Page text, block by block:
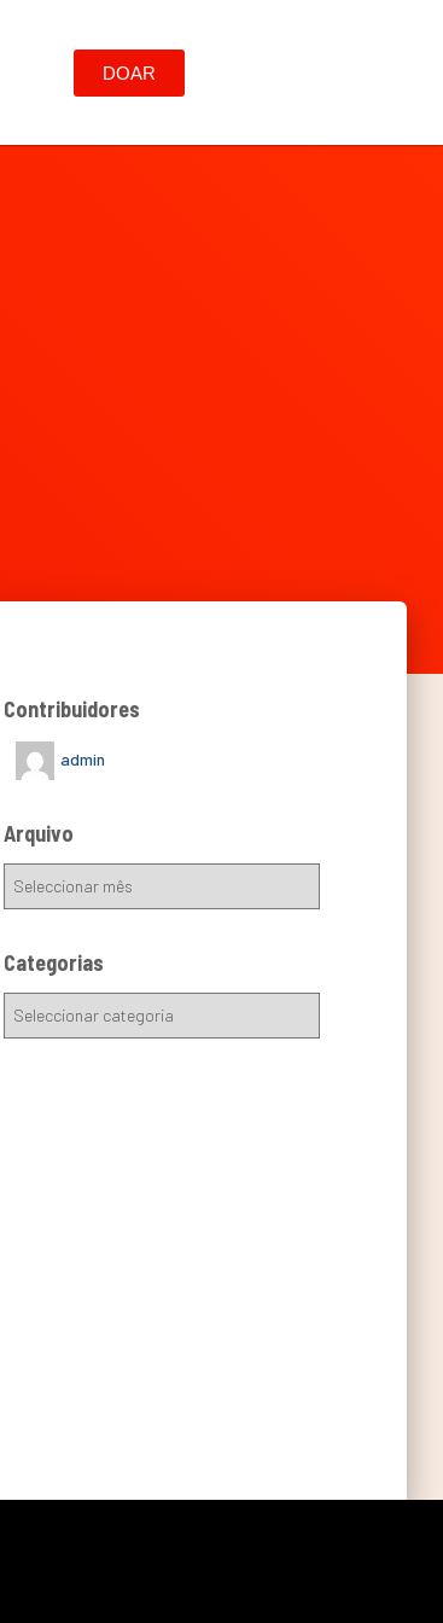
DOAR
Contribuidores
admin
Arquivo
Categorias